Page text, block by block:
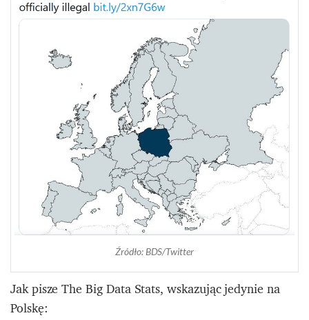
Źródło: BDS/Twitter
Jak pisze The Big Data Stats, wskazując jedynie na
Polskę: